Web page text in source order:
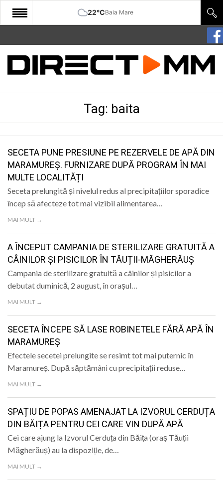
22°CBaia Mare
START
COMUNITATE
SANATATE
SPORT
SPECIAL
POLITIC
Tag: baita
SECETA PUNE PRESIUNE PE REZERVELE DE APĂ DIN
MARAMUREȘ. FURNIZARE DUPĂ PROGRAM ÎN MAI
MULTE LOCALITĂȚI
Seceta prelungită și nivelul redus al precipitațiilor sporadice
încep să afecteze tot mai vizibil alimentarea…
MAI MULT →
A ÎNCEPUT CAMPANIA DE STERILIZARE GRATUITĂ A
CÂINILOR ȘI PISICILOR ÎN TĂUȚII-MĂGHERĂUȘ
Campania de sterilizare gratuită a câinilor și pisicilor a
debutat duminică, 2 august, în orașul…
MAI MULT →
SECETA ÎNCEPE SĂ LASE ROBINETELE FĂRĂ APĂ ÎN
MARAMUREȘ
Efectele secetei prelungite se resimt tot mai puternic în
Maramureș. După săptămâni cu precipitații reduse…
MAI MULT →
SPAȚIU DE POPAS AMENAJAT LA IZVORUL CERDUȚA
DIN BĂIȚA PENTRU CEI CARE VIN DUPĂ APĂ
Cei care ajung la Izvorul Cerduța din Băița (oraș Tăuții
Măgherăuș) au la dispoziție, de…
MAI MULT →